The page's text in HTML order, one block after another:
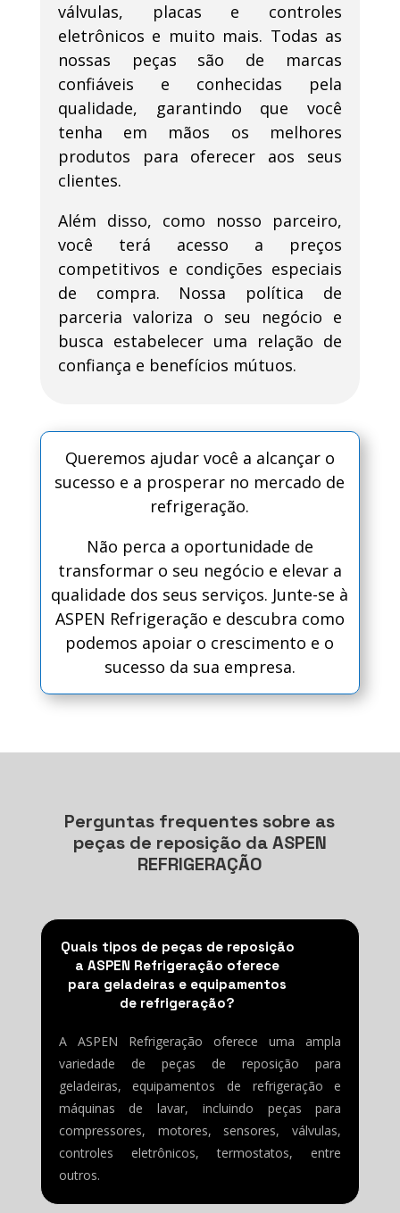
válvulas, placas e controles
eletrônicos e muito mais. Todas as
nossas peças são de marcas
confiáveis e conhecidas pela
qualidade, garantindo que você
tenha em mãos os melhores
produtos para oferecer aos seus
clientes.
Além disso, como nosso parceiro,
você terá acesso a preços
competitivos e condições especiais
de compra. Nossa política de
parceria valoriza o seu negócio e
busca estabelecer uma relação de
confiança e benefícios mútuos.
Queremos ajudar você a alcançar o
sucesso e a prosperar no mercado de
refrigeração.
Não perca a oportunidade de
transformar o seu negócio e elevar a
qualidade dos seus serviços. Junte-se à
ASPEN Refrigeração e descubra como
podemos apoiar o crescimento e o
sucesso da sua empresa.
Perguntas frequentes sobre as
peças de reposição da ASPEN
REFRIGERAÇÃO
Quais tipos de peças de reposição
a ASPEN Refrigeração oferece
para geladeiras e equipamentos
de refrigeração?
A ASPEN Refrigeração oferece uma ampla
variedade de peças de reposição para
geladeiras, equipamentos de refrigeração e
máquinas de lavar, incluindo peças para
compressores, motores, sensores, válvulas,
controles eletrônicos, termostatos, entre
outros.